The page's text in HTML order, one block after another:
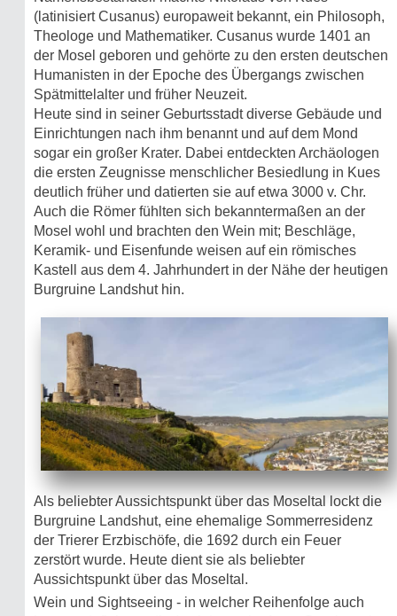
(latinisiert Cusanus) europaweit bekannt, ein Philosoph,
Theologe und Mathematiker. Cusanus wurde 1401 an
der Mosel geboren und gehörte zu den ersten deutschen
Humanisten in der Epoche des Übergangs zwischen
Spätmittelalter und früher Neuzeit.
Heute sind in seiner Geburtsstadt diverse Gebäude und
Einrichtungen nach ihm benannt und auf dem Mond
sogar ein großer Krater. Dabei entdeckten Archäologen
die ersten Zeugnisse menschlicher Besiedlung in Kues
deutlich früher und datierten sie auf etwa 3000 v. Chr.
Auch die Römer fühlten sich bekanntermaßen an der
Mosel wohl und brachten den Wein mit; Beschläge,
Keramik- und Eisenfunde weisen auf ein römisches
Kastell aus dem 4. Jahrhundert in der Nähe der heutigen
Burgruine Landshut hin.
Als beliebter Aussichtspunkt über das Moseltal lockt die
Burgruine Landshut, eine ehemalige Sommerresidenz
der Trierer Erzbischöfe, die 1692 durch ein Feuer
zerstört wurde. Heute dient sie als beliebter
Aussichtspunkt über das Moseltal.
Wein und Sightseeing - in welcher Reihenfolge auch